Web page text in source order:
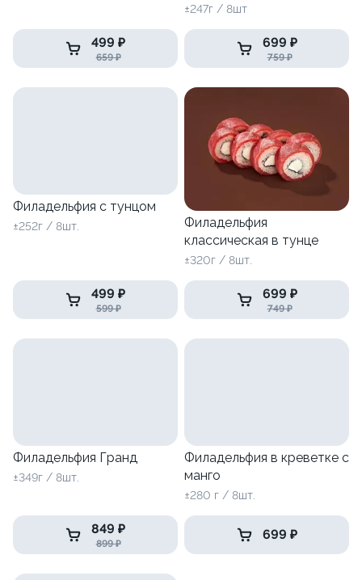
499 ₽
659 ₽
±247г / 8шт
699 ₽
759 ₽
Филадельфия с тунцом
±252г / 8шт.
499 ₽
599 ₽
Филадельфия
классическая в тунце
±320г / 8шт.
699 ₽
749 ₽
Филадельфия Гранд
±349г / 8шт.
849 ₽
899 ₽
Филадельфия в креветке с
манго
±280 г / 8шт.
699 ₽